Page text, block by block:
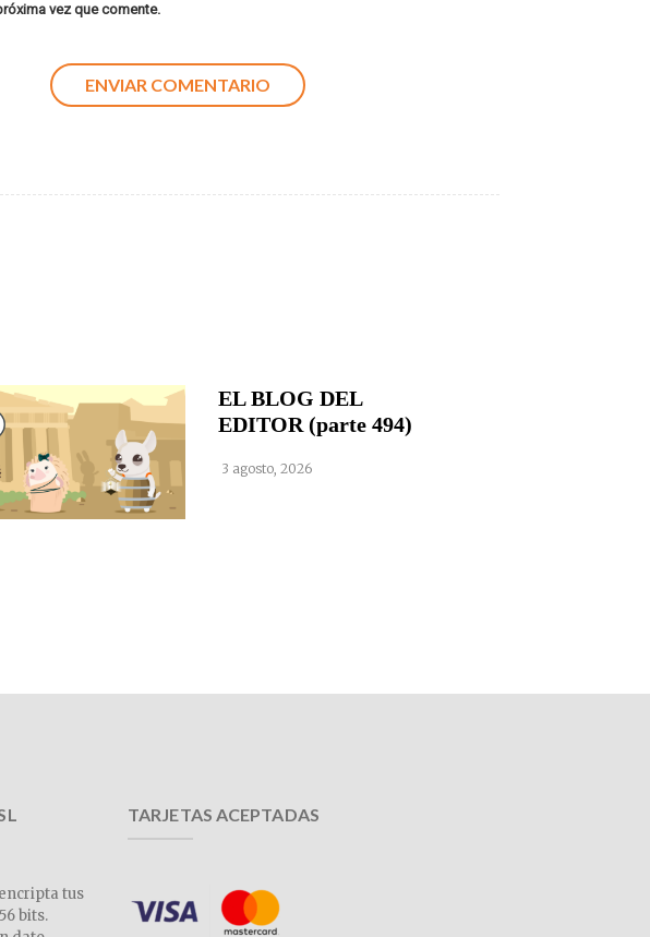
vez que comente.
EL BLOG DEL
EDITOR (parte 494)
3 agosto, 2026
tus
bits.
TARJETAS ACEPTADAS